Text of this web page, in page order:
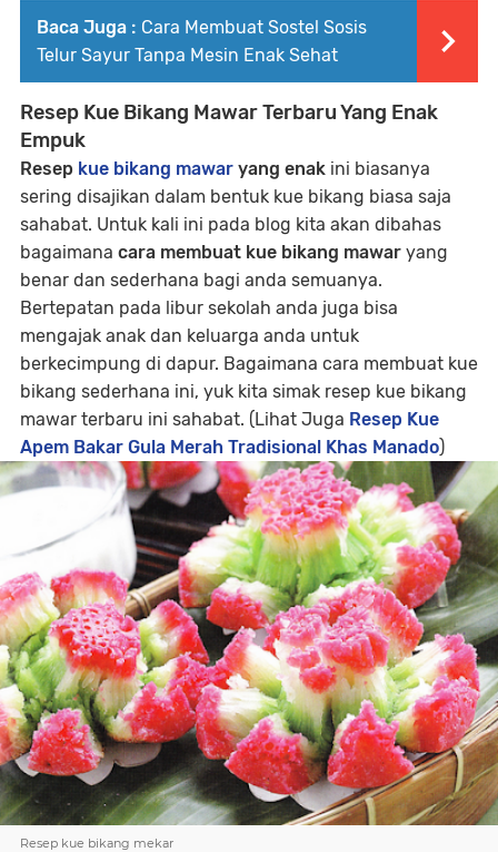
Baca Juga : Cara Membuat Sostel Sosis
Telur Sayur Tanpa Mesin Enak Sehat
Resep Kue Bikang Mawar Terbaru Yang Enak
Empuk
Resep kue bikang mawar yang enak ini biasanya
sering disajikan dalam bentuk kue bikang biasa saja
sahabat. Untuk kali ini pada blog kita akan dibahas
bagaimana cara membuat kue bikang mawar yang
benar dan sederhana bagi anda semuanya.
Bertepatan pada libur sekolah anda juga bisa
mengajak anak dan keluarga anda untuk
berkecimpung di dapur. Bagaimana cara membuat kue
bikang sederhana ini, yuk kita simak resep kue bikang
mawar terbaru ini sahabat. (Lihat Juga Resep Kue
Apem Bakar Gula Merah Tradisional Khas Manado)
Resep kue bikang mekar